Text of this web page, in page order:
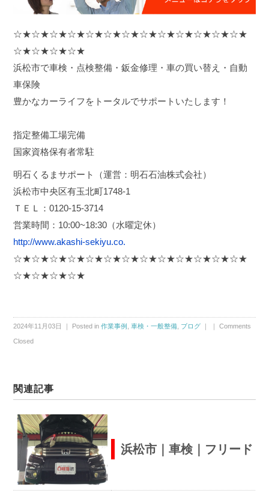
☆★☆★☆★☆★☆★☆★☆★☆★☆★☆★☆★☆★☆★
☆★☆★☆★☆★
浜松市で車検・点検整備・鈑金修理・車の買い替え・自動
車保険
豊かなカーライフをトータルでサポートいたします！
指定整備工場完備
国家資格保有者常駐
明石くるまサポート（運営：明石石油株式会社）
浜松市中央区有玉北町1748-1
ＴＥＬ：0120-15-3714
営業時間：10:00~18:30（水曜定休）
http://www.akashi-sekiyu.co.
☆★☆★☆★☆★☆★☆★☆★☆★☆★☆★☆★☆★☆★
☆★☆★☆★☆★
2024年11月03日 ｜ Posted in作業事例 ,車検・一般整備 ブログ ｜ ｜Comments
Closed
関連記事
浜松市｜車検｜フリード